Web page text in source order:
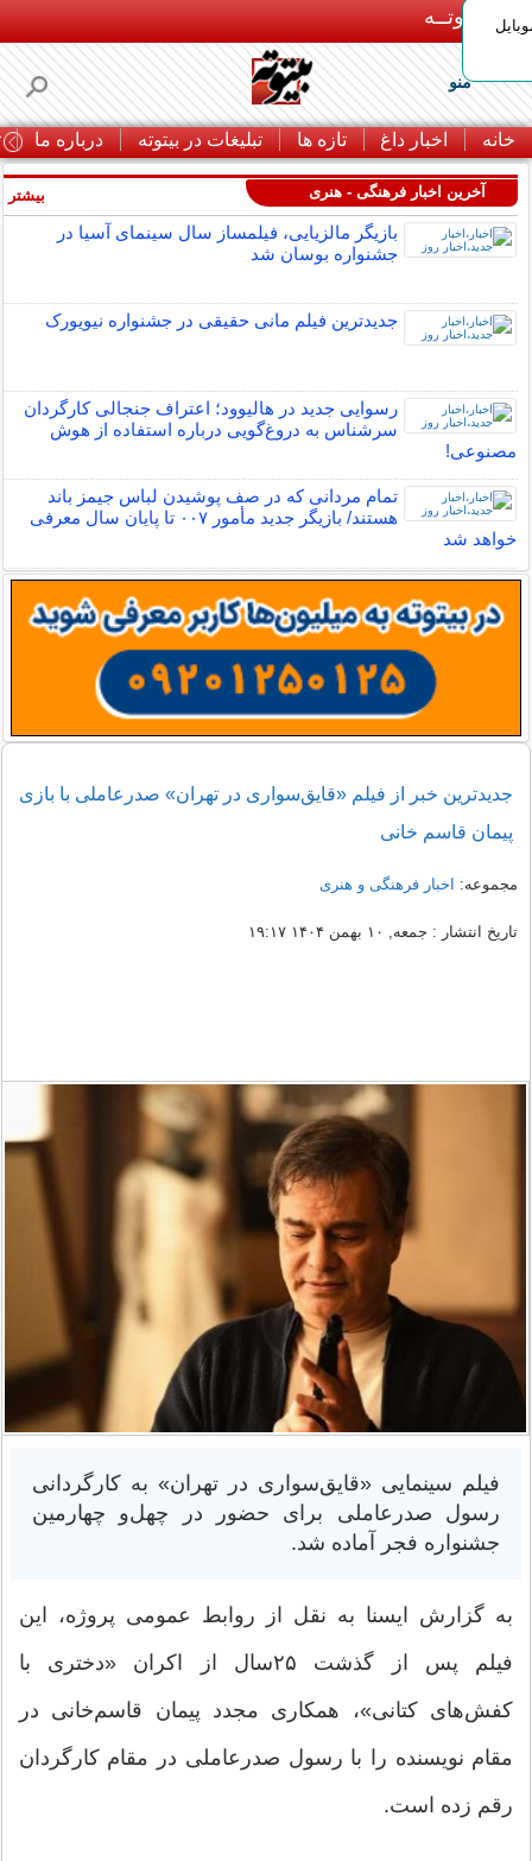
بـیتوتــه
منو
خانه اخبار داغ تازه ها تبلیغات در بیتوته درباره ما
آخرین اخبار فرهنگی - هنری
بازیگر مالزیایی، فیلمساز سال سینمای آسیا در
جشنواره بوسان شد
جدیدترین فیلم مانی حقیقی در جشنواره نیویورک
رسوایی جدید در هالیوود؛ اعتراف جنجالی کارگردان
سرشناس به دروغ‌گویی درباره استفاده از هوش
مصنوعی!
تمام مردانی که در صف پوشیدن لباس جیمز باند
هستند/ بازیگر جدید مأمور ۰۰۷ تا پایان سال معرفی
خواهد شد
بیشتر
جدیدترین خبر از فیلم «قایق‌سواری در تهران» صدرعاملی با بازی
پیمان قاسم خانی
مجموعه: اخبار فرهنگی و هنری
تاریخ انتشار : جمعه, ۱۰ بهمن ۱۴۰۴ ۱۹:۱۷
فیلم سینمایی «قایق‌سواری در تهران» به کارگردانی
رسول صدرعاملی برای حضور در چهل‌و چهارمین
جشنواره فجر آماده شد.
به گزارش ایسنا به نقل از روابط عمومی پروژه، این
فیلم پس از گذشت ۲۵سال از اکران «دختری با
کفش‌های کتانی»، همکاری مجدد پیمان قاسم‌خانی در
مقام نویسنده را با رسول صدرعاملی در مقام کارگردان
رقم زده است.